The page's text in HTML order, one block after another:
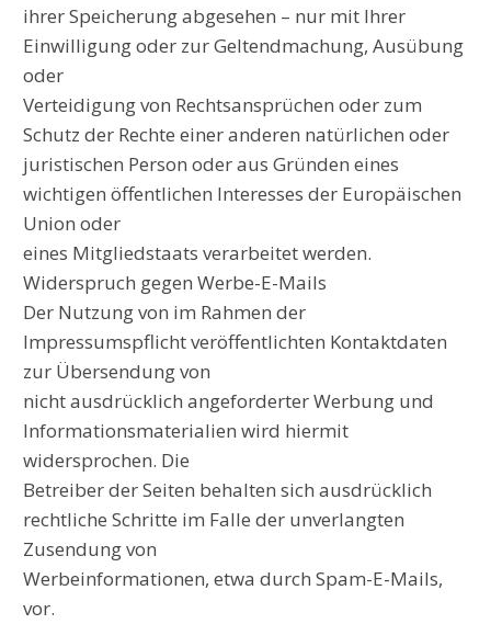
ihrer Speicherung abgesehen – nur mit Ihrer
Einwilligung oder zur Geltendmachung, Ausübung
oder
Verteidigung von Rechtsansprüchen oder zum
Schutz der Rechte einer anderen natürlichen oder
juristischen Person oder aus Gründen eines
wichtigen öffentlichen Interesses der Europäischen
Union oder
eines Mitgliedstaats verarbeitet werden.
Widerspruch gegen Werbe-E-Mails
Der Nutzung von im Rahmen der
Impressumspflicht veröffentlichten Kontaktdaten
zur Übersendung von
nicht ausdrücklich angeforderter Werbung und
Informationsmaterialien wird hiermit
widersprochen. Die
Betreiber der Seiten behalten sich ausdrücklich
rechtliche Schritte im Falle der unverlangten
Zusendung von
Werbeinformationen, etwa durch Spam-E-Mails,
vor.